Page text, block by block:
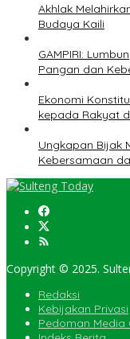
Akhlak
Budaya Kaili
GAMPIRI:
Pangan dan
Ekonomi
kepada Rakyat
Ungkapan Bijak
Kebersamaan
Copyright © 2025.
Redaksi
Kebijakan Privasi
Pedoman Media